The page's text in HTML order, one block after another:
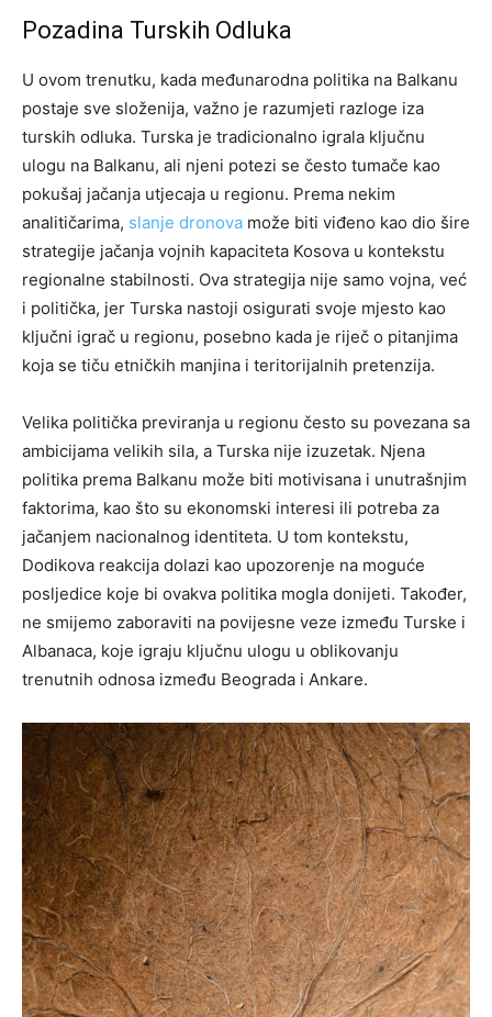
Pozadina Turskih Odluka
U ovom trenutku, kada međunarodna politika na Balkanu
postaje sve složenija, važno je razumjeti razloge iza
turskih odluka. Turska je tradicionalno igrala ključnu
ulogu na Balkanu, ali njeni potezi se često tumače kao
pokušaj jačanja utjecaja u regionu. Prema nekim
analitičarima, slanje dronova može biti viđeno kao dio šire
strategije jačanja vojnih kapaciteta Kosova u kontekstu
regionalne stabilnosti. Ova strategija nije samo vojna, već
i politička, jer Turska nastoji osigurati svoje mjesto kao
ključni igrač u regionu, posebno kada je riječ o pitanjima
koja se tiču etničkih manjina i teritorijalnih pretenzija.
Velika politička previranja u regionu često su povezana sa
ambicijama velikih sila, a Turska nije izuzetak. Njena
politika prema Balkanu može biti motivisana i unutrašnjim
faktorima, kao što su ekonomski interesi ili potreba za
jačanjem nacionalnog identiteta. U tom kontekstu,
Dodikova reakcija dolazi kao upozorenje na moguće
posljedice koje bi ovakva politika mogla donijeti. Također,
ne smijemo zaboraviti na povijesne veze između Turske i
Albanaca, koje igraju ključnu ulogu u oblikovanju
trenutnih odnosa između Beograda i Ankare.